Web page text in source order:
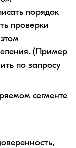
порядок
проверки
(Пример
по запросу
сегменте